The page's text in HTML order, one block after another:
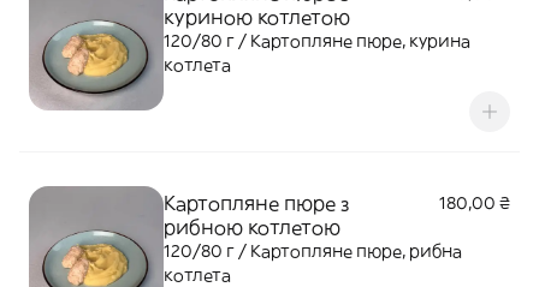
куриною котлетою
120/80 г / Картопляне пюре, курина
котлета
Картопляне пюре з
рибною котлетою
180,00 ₴
120/80 г / Картопляне пюре, рибна
котлета